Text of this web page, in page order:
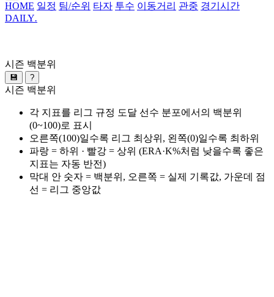
HOME 일정 팀/순위 타자 투수 이동거리 관중 경기시간
DAILY.
시즌 백분위
💾 ?
시즌 백분위
각 지표를 리그 규정 도달 선수 분포에서의 백분위
(0~100)로 표시
오른쪽(100)일수록 리그 최상위, 왼쪽(0)일수록 최하위
파랑 = 하위 · 빨강 = 상위 (ERA·K%처럼 낮을수록 좋은
지표는 자동 반전)
막대 안 숫자 = 백분위, 오른쪽 = 실제 기록값, 가운데 점
선 = 리그 중앙값